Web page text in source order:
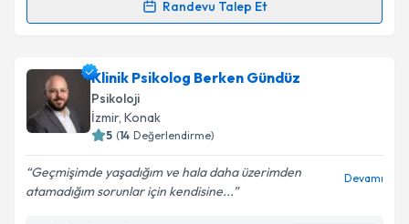
Randevu Talep Et
Randevu Takvimi Talebi
Uzm. Psk. Fatma İşlekiçin randevu takvimi talebi
oluşturun. Size bu uzmandan randevu almanız için bir
takvim hazırlandığında e-posta ile bilgilendireceğiz.
Klinik Psikolog Berken Gündüz
Psikoloji
İzmir, Konak
5 (14 Değerlendirme)
Geçmişimde yaşadığım ve hala daha üzerimden
atamadığım sorunlar için kendisine...
Devamı